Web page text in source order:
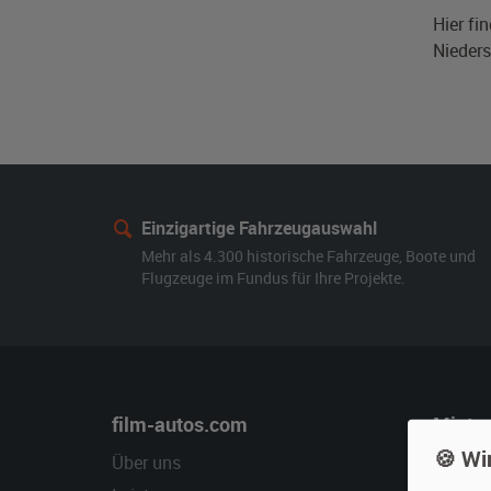
Hier
Einzigartige Fahrzeugauswahl
Mehr als 4.300 historische Fahrzeuge, Boote und
Flugzeuge im Fundus für Ihre Projekte.
film-autos.com
Über uns
🍪